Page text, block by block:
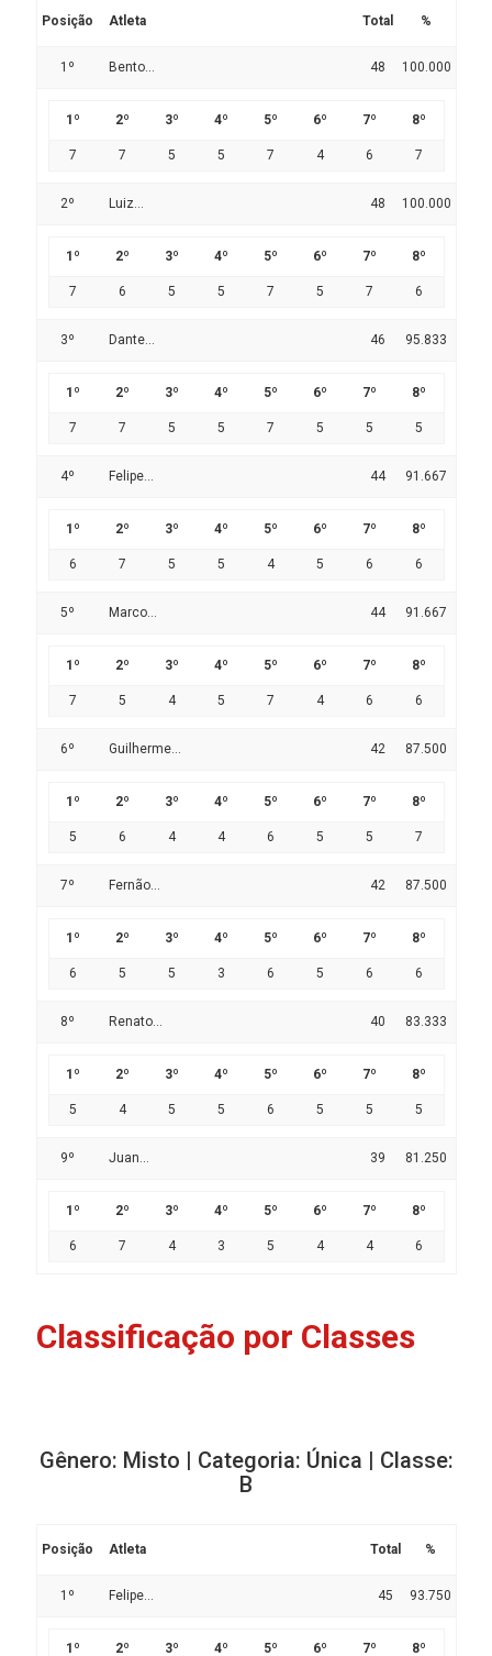
Posição Atleta Total %
1º Bento... 48 100.000
1º 2º 3º 4º 5º 6º 7º 8º
7 7 5 5 7 4 6 7
2º Luiz... 48 100.000
1º 2º 3º 4º 5º 6º 7º 8º
7 6 5 5 7 5 7 6
3º Dante... 46 95.833
1º 2º 3º 4º 5º 6º 7º 8º
7 7 5 5 7 5 5 5
4º Felipe... 44 91.667
1º 2º 3º 4º 5º 6º 7º 8º
6 7 5 5 4 5 6 6
5º Marco... 44 91.667
1º 2º 3º 4º 5º 6º 7º 8º
7 5 4 5 7 4 6 6
6º Guilherme... 42 87.500
1º 2º 3º 4º 5º 6º 7º 8º
5 6 4 4 6 5 5 7
7º Fernão... 42 87.500
1º 2º 3º 4º 5º 6º 7º 8º
6 5 5 3 6 5 6 6
8º Renato... 40 83.333
1º 2º 3º 4º 5º 6º 7º 8º
5 4 5 5 6 5 5 5
9º Juan... 39 81.250
1º 2º 3º 4º 5º 6º 7º 8º
6 7 4 3 5 4 4 6
Classificação por Classes
Gênero: Misto | Categoria: Única | Classe:
B
Posição Atleta Total %
1º Felipe... 45 93.750
1º 2º 3º 4º 5º 6º 7º 8º